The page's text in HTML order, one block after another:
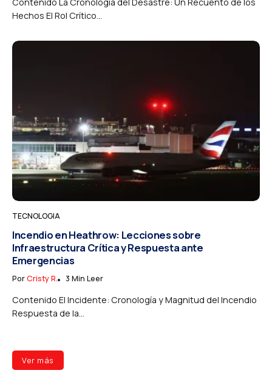
Hechos El Rol Crítico...
TECNOLOGIA
Incendio en Heathrow: Lecciones sobre
Infraestructura Crítica y Respuesta ante
Emergencias
PorCristy R. 3 Min Leer
Contenido El Incidente: Cronología y Magnitud del Incendio
Respuesta de la...
Ver más